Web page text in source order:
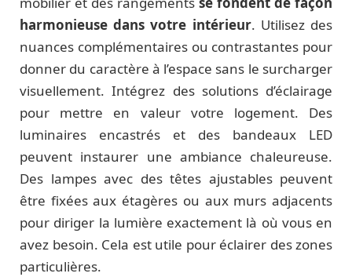
harmonieuse dans votre intérieur. Utilisez des
nuances complémentaires ou contrastantes pour
donner du caractère à l’espace sans le surcharger
visuellement. Intégrez des solutions d’éclairage
pour mettre en valeur votre logement. Des
luminaires encastrés et des bandeaux LED
peuvent instaurer une ambiance chaleureuse.
Des lampes avec des têtes ajustables peuvent
être fixées aux étagères ou aux murs adjacents
pour diriger la lumière exactement là où vous en
avez besoin. Cela est utile pour éclairer des zones
particulières.